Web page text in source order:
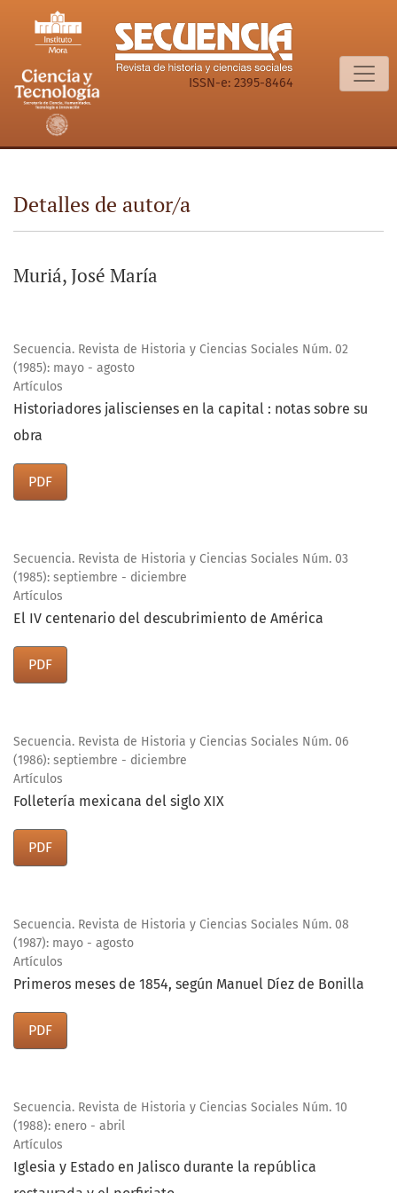
Detalles de autor/a
ISSN-e: 2395-8464
Detalles de autor/a
Muriá, José María
Secuencia. Revista de Historia y Ciencias Sociales Núm. 02
(1985): mayo - agosto
Artículos
Historiadores jaliscienses en la capital : notas sobre su
obra
PDF
Secuencia. Revista de Historia y Ciencias Sociales Núm. 03
(1985): septiembre - diciembre
Artículos
El IV centenario del descubrimiento de América
PDF
Secuencia. Revista de Historia y Ciencias Sociales Núm. 06
(1986): septiembre - diciembre
Artículos
Folletería mexicana del siglo XIX
PDF
Secuencia. Revista de Historia y Ciencias Sociales Núm. 08
(1987): mayo - agosto
Artículos
Primeros meses de 1854, según Manuel Díez de Bonilla
PDF
Secuencia. Revista de Historia y Ciencias Sociales Núm. 10
(1988): enero - abril
Artículos
Iglesia y Estado en Jalisco durante la república